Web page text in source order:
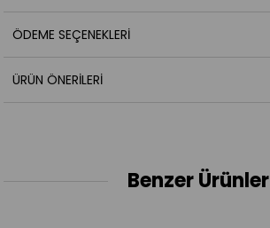
ÖDEME SEÇENEKLERI
ÜRÜN ÖNERILERI
Benzer Ürünler